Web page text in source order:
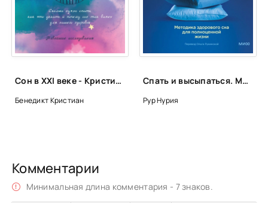
Сон в XXI веке - Кристиан Бенедикт, Минна Тунбергер
Бенедикт Кристиан
Спать и высыпаться. Методика здорового сна для полноценной жизни - Нурия Рур
Рур Нурия
Комментарии
Минимальная длина комментария - 7 знаков.